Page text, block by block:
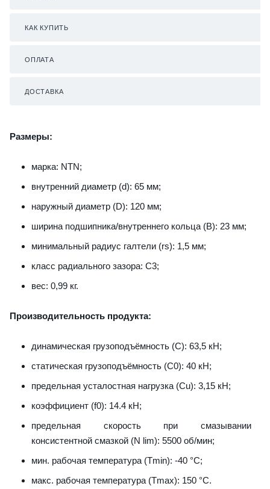
КАК КУПИТЬ
ОПЛАТА
ДОСТАВКА
Размеры:
марка: NTN;
внутренний диаметр (d): 65 мм;
наружный диаметр (D): 120 мм;
ширина подшипника/внутреннего кольца (B): 23 мм;
минимальный радиус галтели (rs): 1,5 мм;
класс радиального зазора: C3;
вес: 0,99 кг.
Производительность продукта:
динамическая грузоподъёмность (C): 63,5 кН;
статическая грузоподъёмность (C0): 40 кН;
предельная усталостная нагрузка (Cu): 3,15 кН;
коэффициент (f0): 14.4 кН;
предельная скорость при смазывании
консистентной смазкой (N lim): 5500 об/мин;
мин. рабочая температура (Tmin): -40 °C;
макс. рабочая температура (Tmax): 150 °C.